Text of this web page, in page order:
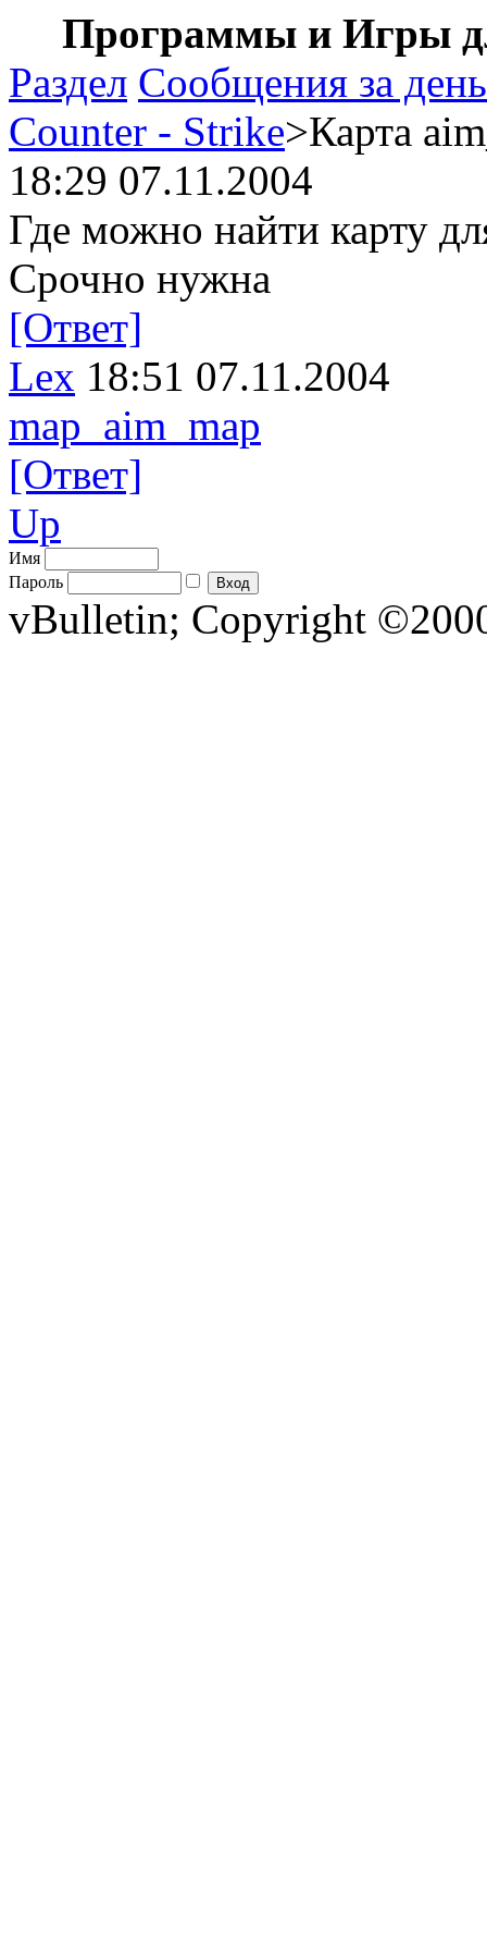
Программы и Игры
Раздел Сообщения за день
Counter - Strike>Карта
18:29 07.11.2004
Где можно найти карту
Срочно нужна
[Ответ]
Lex 18:51 07.11.2004
map_aim_map
[Ответ]
Up
Имя
Пароль
vBulletin; Copyright